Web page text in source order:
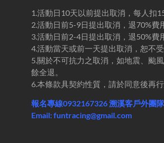
1.活動日10天以前提出取消，每人扣
2.活動日前5-9日提出取消，退70%費
3.活動日前2-4日提出取消，退50%費
4.活動當天或前一天提出取消，恕不受
5.關於不可抗力之取消，如地震、颱
餘全退。
6.本條款具契約性質，請於同意後再行
報名專線0932167326 溯溪客戶外團隊
Email: funtracing@gmail.com